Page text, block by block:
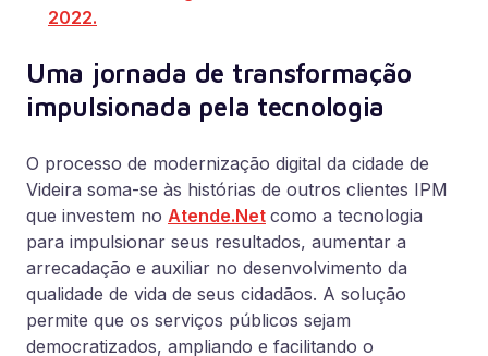
2022.
Uma jornada de transformação
impulsionada pela tecnologia
O processo de modernização digital da cidade de
Videira soma-se às histórias de outros clientes IPM
que investem no Atende.Net como a tecnologia
para impulsionar seus resultados, aumentar a
arrecadação e auxiliar no desenvolvimento da
qualidade de vida de seus cidadãos. A solução
permite que os serviços públicos sejam
democratizados, ampliando e facilitando o